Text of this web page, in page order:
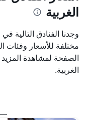
الغربية
وجدنا الفنادق
مختلفة للأسعار وفئات
الصفحة لمشاهدة
الغربية.